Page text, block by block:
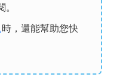
時，還能幫助您快